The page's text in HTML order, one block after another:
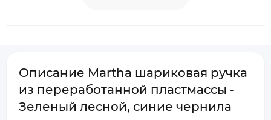
Описание Martha шариковая ручка
из переработанной пластмассы -
Зеленый лесной, синие чернила